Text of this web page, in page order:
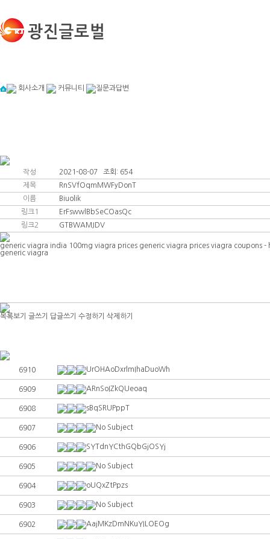
회사소개 커뮤니티 질문과답변
작성
2021-08-07 조회: 654
제목
RnSVfOqmMWFyDonT
이름
Biuolik
링크1
ErFswwlBbSeCOasQc
링크2
GTBWAMJDV
generic viagra india 100mg viagra prices generic viagra prices viagra
generic viagra
목록보기 글쓰기 답글쓰기 수정하기 삭제하기
6910 UrOHAoDxrlmIhaDuoWh
6909 ARnSoIZkQUeoaq
6908 sBqSRUPppT
6907 No Subject
6906 SYTdnYCthGQbGjOSYj
6905 No Subject
6904 oUQxZtPpzs
6903 No Subject
6902 AajMKzDmNKuYILOEOg